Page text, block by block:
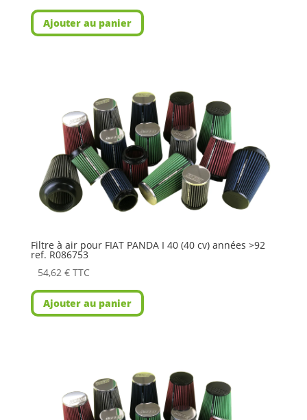
Ajouter au panier
Filtre à air pour FIAT PANDA I 40 (40 cv) années >92
ref. R086753
54,62 € TTC
Ajouter au panier